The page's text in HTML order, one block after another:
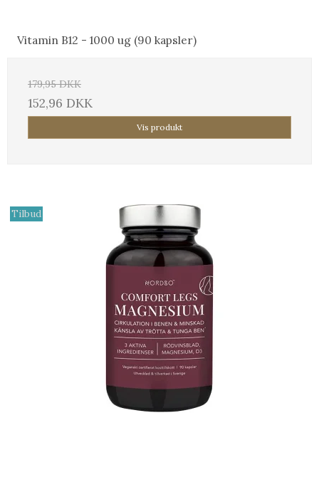
Vitamin B12 - 1000 ug (90 kapsler)
179,95 DKK
152,96 DKK
Vis produkt
Tilbud